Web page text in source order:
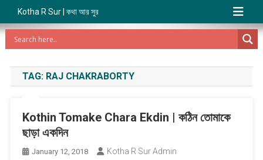
Kotha R Sur | কথা আর সুর
TAG: RAJ CHAKRABORTY
Kothin Tomake Chara Ekdin | কঠিন তোমাকে
ছাড়া একদিন
January 12, 2018 Kotha R Sur Admin